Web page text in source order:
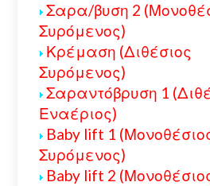
Σαρα/βυση 2
Συρόμενος)
Κρέμαση (Διθέσιος
Συρόμενος)
Σαραντόβρυση 1
Εναέριος)
Baby lift 1
Συρόμενος)
Baby lift 2